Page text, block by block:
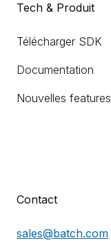
Tech & Produit
Télécharger SDK
Documentation
Nouvelles features
Contact
sales@batch.com